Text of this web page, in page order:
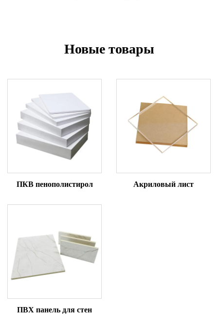
Новые товары
ПКВ пенополистирол Акриловый лист
ПВХ панель для стен